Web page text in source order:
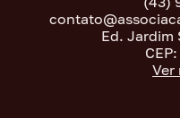
Ed. Jardim
Ver